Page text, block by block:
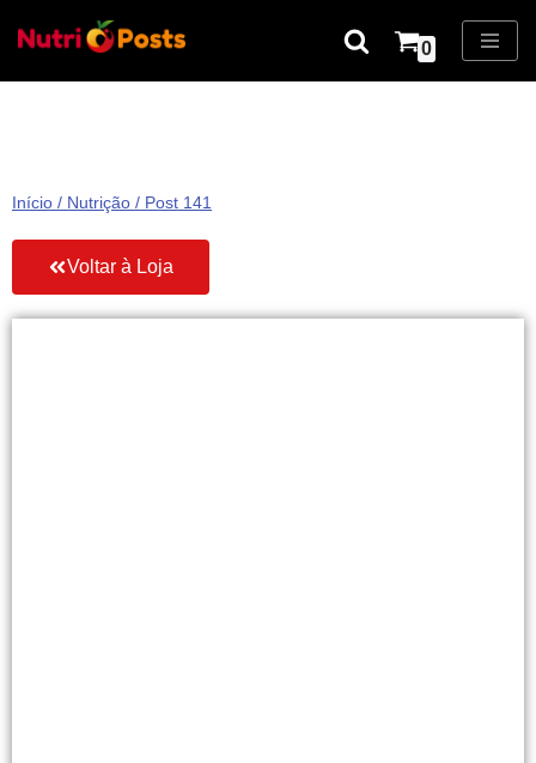
0
Início / Nutrição / Post 141
Voltar à Loja